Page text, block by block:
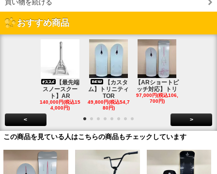
買い物を続ける
おすすめ商品
【最先端
スノースクー
ト】AR
140,000円(税込15
4,000円)
【カスタ
ム】トリニティ
TOR
49,800円(税込54,7
80円)
【ARショートピ
ッチ対応】トリ
97,000円(税込106,
700円)
< >
この商品を見ている人はこちらの商品もチェックしています